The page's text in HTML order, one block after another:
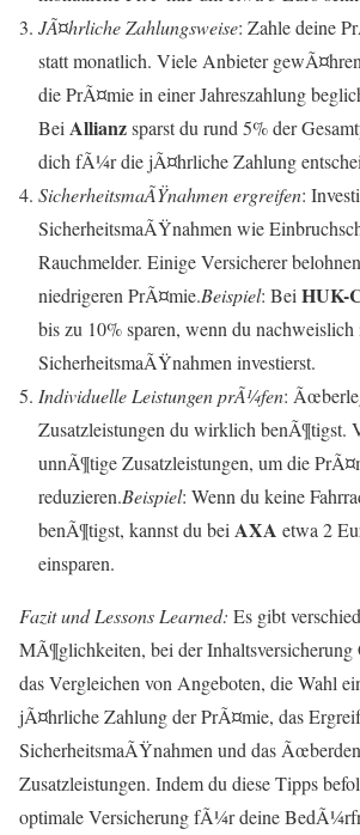
JÃ¤hrliche Zahlungsweise: Zahle deine
statt monatlich. Viele Anbieter
die PrÃ¤mie in einer Jahreszahlung
Bei Allianzsparst du rund 5% der
dich fÃ¼r die jÃ¤hrliche Zahlung
SicherheitsmaÃŸnahmen ergreifen:
SicherheitsmaÃŸnahmen wie
Rauchmelder. Einige Versicherer
niedrigeren PrÃ¤mie.Beispiel: Bei HUK-
bis zu 10% sparen, wenn du nachweislich
SicherheitsmaÃŸnahmen investierst.
Individuelle Leistungen prÃ¼fen:
Zusatzleistungen du wirklich benÃ¶tigst.
unnÃ¶tige Zusatzleistungen, um die
reduzieren.Beispiel: Wenn du keine
benÃ¶tigst, kannst du bei AXA etwa 2
einsparen.
Fazit und Lessons Learned: Es gibt
MÃ¶glichkeiten, bei der Inhaltsversicherung
das Vergleichen von Angeboten, die Wahl
jÃ¤hrliche Zahlung der PrÃ¤mie, das
SicherheitsmaÃŸnahmen und das
Zusatzleistungen. Indem du diese Tipps
optimale Versicherung fÃ¼r deine